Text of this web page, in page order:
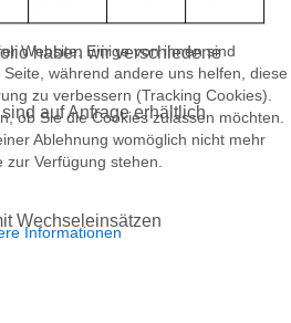
haben wir verschiedene
auf Anfrage erhältlich
Wechseleinsätzen
Website. Einige von ihnen sind
während andere uns helfen, diese
zu verbessern (Tracking Cookies).
ob Sie die Cookies zulassen möchten.
Ablehnung womöglich nicht mehr
Verfügung stehen.
Informationen